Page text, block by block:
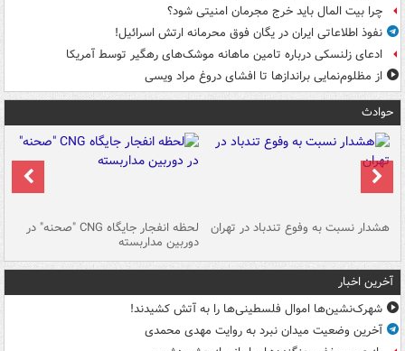
چرا بیت المال باید خرج مجرمان امنیتی شود؟
نفوذ اطلاعاتی ایران در یگان فوق محرمانه ارتش اسرائیل!
ادعای زلنسکی درباره تامین ماهانه موشک‌های رهگیر توسط آمریکا
از مظلوم‌نمایی براندازها تا افشای دروغ مراد ویسی
حوادث
هشدار نسبت به وفوع تندباد در تهران لحظه انفجار جایگاه CNG "صحنه" در
دوربین مداربسته
آخرین اخبار
شهرک‌نشین‌ها اموال فلسطینی‌ها را به آتش کشیدند!
آخرین وضعیت میدان نبرد به روایت مهدی محمدی